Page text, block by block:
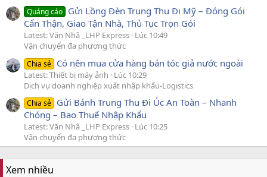
Quảng cáo Gửi Lồng Đèn Trung Thu Đi Mỹ – Đóng Gói
Cẩn Thận, Giao Tận Nhà, Thủ Tục Trọn Gói
Latest: Văn Nhã _LHP Express Lúc 10:49
Vận chuyển đa phương thức
Chia sẻ Có nên mua cửa hàng bán tóc giả nước ngoài
Latest: Thiết bị máy ảnh
Lúc 10:29
Dịch vụ doanh nghiệp xuất nhập khẩu-Logistics
Chia sẻ Gửi Bánh Trung Thu Đi Úc An Toàn – Nhanh
Chóng – Bao Thuế Nhập Khẩu
Latest: Văn Nhã _LHP Express Lúc 10:25
Vận chuyển đa phương thức
Xem nhiều